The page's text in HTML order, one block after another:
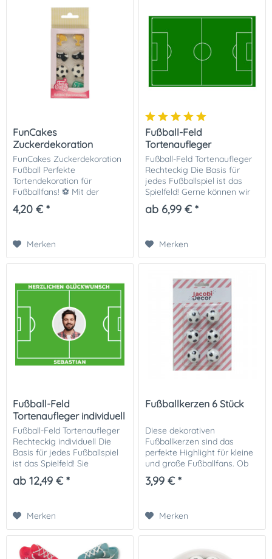
FunCakes
Zuckerdekoration
Fußball
FunCakes Zuckerdekoration
Fußball Perfekte
Tortendekoration für
Fußballfans! ⚽️ Mit der
FunCakes Zuckerdekoration
Fußball bringst du das
oder...
4,20 € *
Merken
Fußball-Feld
Tortenaufleger
Fußball-Feld Tortenaufleger
Rechteckig Die Basis für
jedes Fußballspiel ist das
Spielfeld! Gerne können wir
das Tortenbild Fussballfeld
auch individuell ( Hier geht's
ab 6,99 € *
Merken
Fußball-Feld
Tortenaufleger individuell
Fußball-Feld Tortenaufleger
Rechteckig individuell Die
Basis für jedes Fußballspiel
ist das Spielfeld! Sie
bekommen bei uns auch die
passenden Fußball Tore für
ab 12,49 € *
Merken
Fußballkerzen 6 Stück
Diese dekorativen
Fußballkerzen sind das
perfekte Highlight für kleine
und große Fußballfans. Ob
Kindergeburtstag,
Vereinsfeier oder
sie sofort...
3,99 € *
Merken